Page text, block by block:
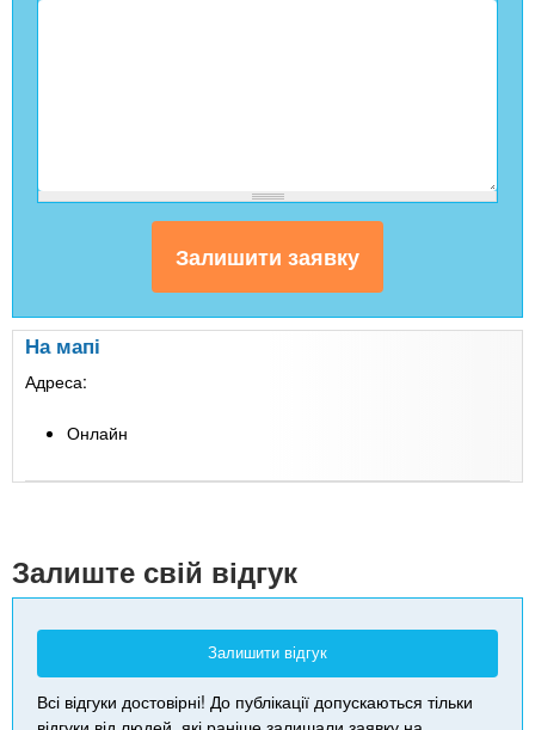
На мапі
Адреса:
Онлайн
Залиште свій відгук
Залишити відгук
Всі відгуки достовірні! До публікації допускаються тільки